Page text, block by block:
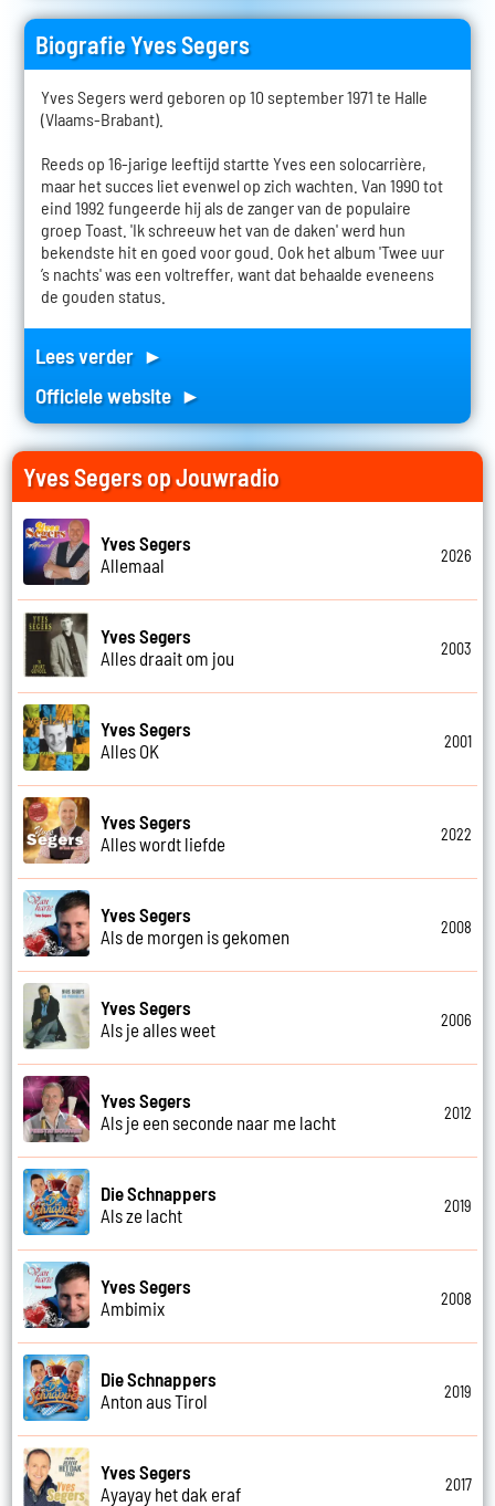
Biografie Yves Segers
Yves Segers werd geboren op 10 september 1971 te Halle
(Vlaams-Brabant).
Reeds op 16-jarige leeftijd startte Yves een solocarrière,
maar het succes liet evenwel op zich wachten. Van 1990 tot
eind 1992 fungeerde hij als de zanger van de populaire
groep Toast. 'Ik schreeuw het van de daken' werd hun
bekendste hit en goed voor goud. Ook het album 'Twee uur
’s nachts' was een voltreffer, want dat behaalde eveneens
de gouden status.
Lees verder ►
Officiele website ►
Yves Segers op Jouwradio
Yves Segers
Allemaal
2026
Yves Segers
Alles draait om jou
2003
Yves Segers
Alles OK
2001
Yves Segers
Alles wordt liefde
2022
Yves Segers
Als de morgen is gekomen
2008
Yves Segers
Als je alles weet
2006
Yves Segers
Als je een seconde naar me lacht
2012
Die Schnappers
Als ze lacht
2019
Yves Segers
Ambimix
2008
Die Schnappers
Anton aus Tirol
2019
Yves Segers
Ayayay het dak eraf
2017